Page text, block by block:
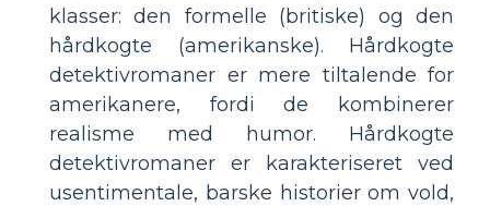
klasser: den formelle (britiske) og den
hårdkogte (amerikanske). Hårdkogte
detektivromaner er mere tiltalende for
amerikanere, fordi de kombinerer
realisme med humor. Hårdkogte
detektivromaner er karakteriseret ved
usentimentale, barske historier om vold,